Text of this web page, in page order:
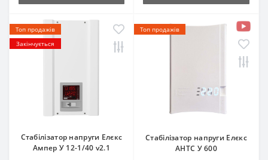
Топ продажів
Закінчується
Стабілізатор напруги Елєкс
Ампер У 12-1/40 v2.1
Топ продажів
Стабілізатор напруги Елєкс
АНТС У 600